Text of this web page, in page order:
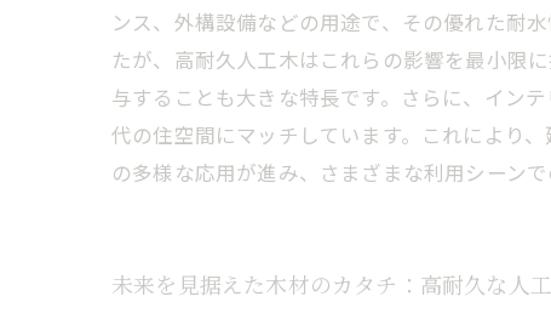
ンス、外構設備などの用途で、その優れた耐
たが、高耐久人工木はこれらの影響を最小限
与することも大きな特長です。さらに、イン
代の住空間にマッチしています。これにより
の多様な応用が進み、さまざまな利用シーン
未来を見据えた木材のカタチ：高耐久な人